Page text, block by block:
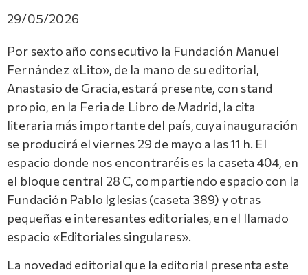
29/05/2026
Por sexto año consecutivo la Fundación Manuel
Fernández «Lito», de la mano de su editorial,
Anastasio de Gracia, estará presente, con stand
propio, en la Feria de Libro de Madrid, la cita
literaria más importante del país, cuya inauguración
se producirá el viernes 29 de mayo a las 11 h. El
espacio donde nos encontraréis es la caseta 404, en
el bloque central 28 C, compartiendo espacio con la
Fundación Pablo Iglesias (caseta 389) y otras
pequeñas e interesantes editoriales, en el llamado
espacio «Editoriales singulares».
La novedad editorial que la editorial presenta este